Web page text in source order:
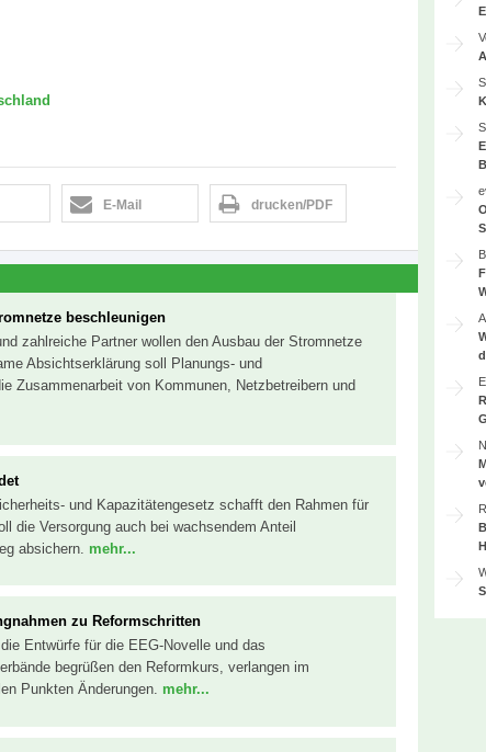
E-Mail drucken/PDF
beschleunigen
zahlreiche Partner wollen den Ausbau der Stromnetze
Absichtserklärung soll Planungs- und
Zusammenarbeit von Kommunen, Netzbetreibern und
und Kapazitätengesetz schafft den Rahmen für
die Versorgung auch bei wachsendem Anteil
absichern. mehr...
zu Reformschritten
Entwürfe für die EEG-Novelle und das
begrüßen den Reformkurs, verlangen im
Punkten Änderungen. mehr...